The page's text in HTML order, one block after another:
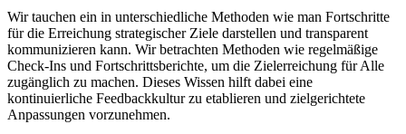
Wir tauchen ein in unterschiedliche Methoden wie man Fortschritte
für die Erreichung strategischer Ziele darstellen und transparent
kommunizieren kann. Wir betrachten Methoden wie regelmäßige
Check-Ins und Fortschrittsberichte, um die Zielerreichung für Alle
zugänglich zu machen. Dieses Wissen hilft dabei eine
kontinuierliche Feedbackkultur zu etablieren und zielgerichtete
Anpassungen vorzunehmen.